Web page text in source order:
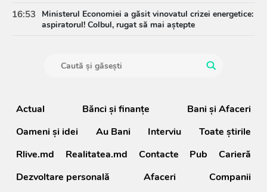
16:53
Ministerul Economiei a găsit vinovatul crizei energetice:
aspiratorul! Colbul, rugat să mai aștepte
Actual Bănci şi finanţe
Bani și Afaceri
Oameni şi idei
Au Bani Interviu
Toate știrile
Rlive.md
Realitatea.md Contacte Pub
Carieră
Dezvoltare personală
Afaceri
Companii